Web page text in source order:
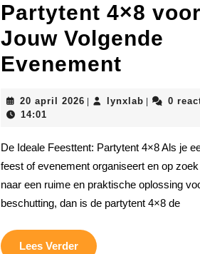
Partytent 4×8 voor
Jouw Volgende
EvenementRuime
4×8
voor
Jouw
20 april 202620
lynxlablynxlab
0
14:01
De Ideale Feesttent: Partytent 4×8 Als je een
feest of evenement organiseert en op
naar een ruime en praktische oplossing
beschutting, dan is de partytent 4×8 de
Lees VerderLees